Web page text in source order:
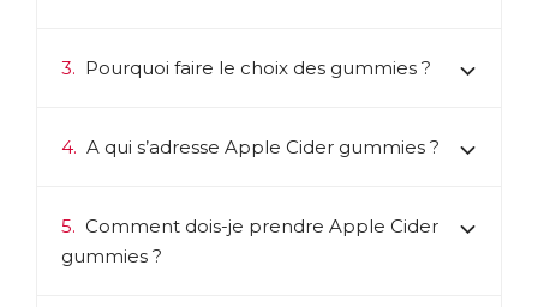
3. Pourquoi faire le choix des gummies ?
4. A qui s’adresse Apple Cider gummies ?
5. Comment dois-je prendre Apple Cider
gummies ?